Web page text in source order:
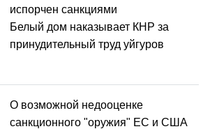
испорчен санкциями
Белый дом наказывает КНР за
принудительный труд уйгуров
О возможной недооценке
санкционного "оружия" ЕС и США